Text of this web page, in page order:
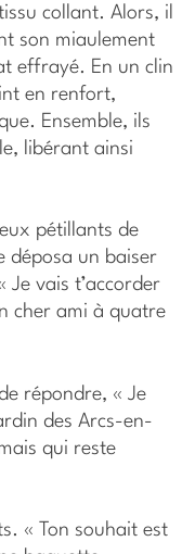
collant. Alors, il
son miaulement
effrayé. En un clin
en renfort,
Ensemble, ils
libérant ainsi
pétillants de
déposa un baiser
vais t’accorder
cher ami à quatre
répondre, « Je
des Arcs-en-
qui reste
« Ton souhait est